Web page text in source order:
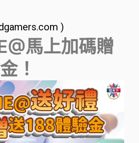
)
馬上加碼贈
！